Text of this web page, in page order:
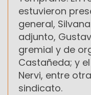
estuvieron
general,
adjunto,
gremial y de
Castañeda; y
Nervi, entre
sindicato.